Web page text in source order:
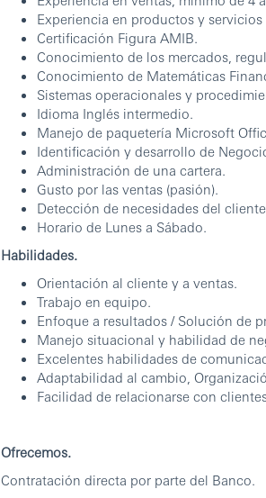
Experiencia en productos y
Certificación Figura AMIB.
Conocimiento de los mercados,
Conocimiento de Matemáticas
Sistemas operacionales y
Idioma Inglés intermedio.
Manejo de paquetería Microsoft
Identificación y desarrollo de
Administración de una cartera.
Gusto por las ventas (pasión).
Detección de necesidades del
Horario de Lunes a Sábado.
Habilidades.
Orientación al cliente y a ventas.
Trabajo en equipo.
Enfoque a resultados / Solución de
Manejo situacional y habilidad de
Excelentes habilidades de
Adaptabilidad al cambio,
Facilidad de relacionarse con
Ofrecemos.
Contratación directa por parte del Banco.